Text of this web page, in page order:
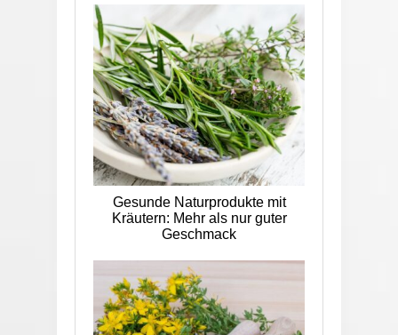
Gesunde Naturprodukte mit
Kräutern: Mehr als nur guter
Geschmack